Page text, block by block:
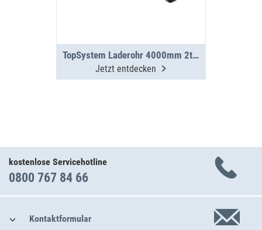
TopSystem Laderohr 4000mm 2teilig
Jetzt entdecken
kostenlose Servicehotline
0800 767 84 66
Kontaktformular